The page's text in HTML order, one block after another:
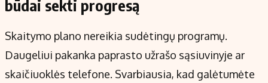
būdai sekti progresą
Skaitymo plano nereikia sudėtingų programų.
Daugeliui pakanka paprasto užrašo sąsiuvinyje ar
skaičiuoklės telefone. Svarbiausia, kad galėtumėte